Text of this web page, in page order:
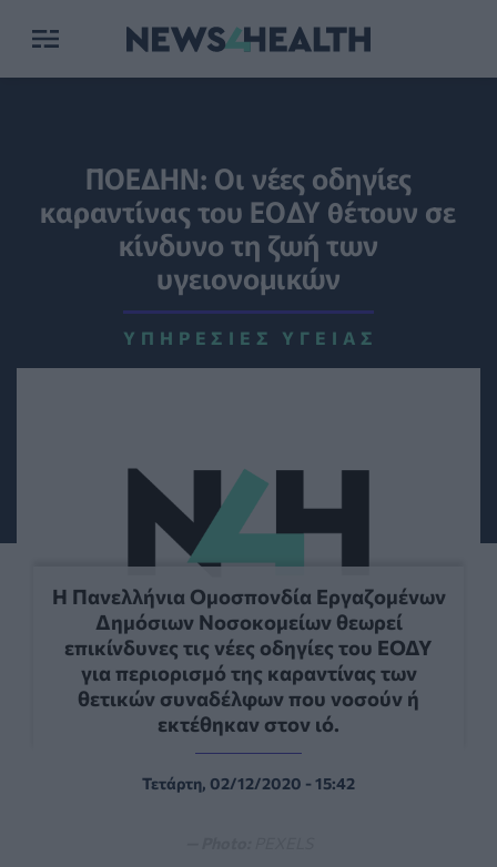
ΠΟΕΔΗΝ: Οι νέες οδηγίες
καραντίνας του ΕΟΔΥ θέτουν σε
κίνδυνο τη ζωή των
υγειονομικών
ΥΠΗΡΕΣΊΕΣ ΥΓΕΊΑΣ
Η Πανελλήνια Ομοσπονδία Εργαζομένων
Δημόσιων Νοσοκομείων θεωρεί
επικίνδυνες τις νέες οδηγίες του ΕΟΔΥ
για περιορισμό της καραντίνας των
θετικών συναδέλφων που νοσούν ή
εκτέθηκαν στον ιό.
Τετάρτη, 02/12/2020 - 15:42